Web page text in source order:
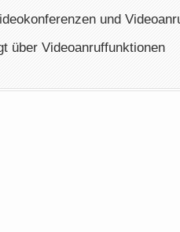
und
über Videoanruffunktionen